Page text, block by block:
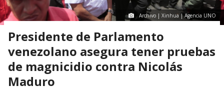
Archivo | Xinhua | Agencia UNO
Presidente de Parlamento
venezolano asegura tener pruebas
de magnicidio contra Nicolás
Maduro